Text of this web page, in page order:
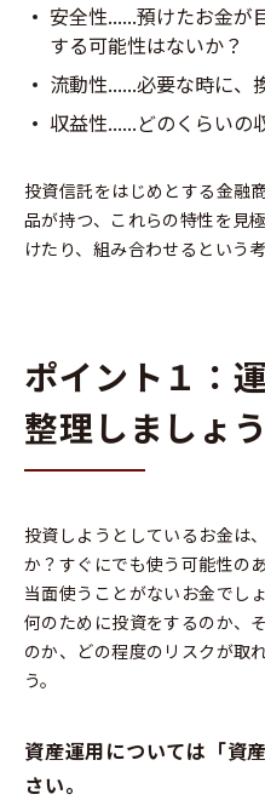
安全性......預けたお金が
する可能性はないか？
流動性......必要な時に、
収益性......どのくらいの
投資信託をはじめとする金融
品が持つ、これらの特性を見
けたり、組み合わせるという
ポイント１：
整理しましょう
投資しようとしているお金は
か？すぐにでも使う可能性の
当面使うことがないお金でしょ
何のために投資をするのか、
のか、どの程度のリスクが取
う。
資産運用については「資
さい。